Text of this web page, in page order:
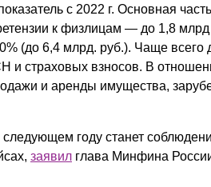
с 2022 г. Основная
к физлицам — до 1,8
(до 6,4 млрд. руб.). Чаще всего
страховых взносов. В
и аренды имущества,
году станет
заявил глава Минфина